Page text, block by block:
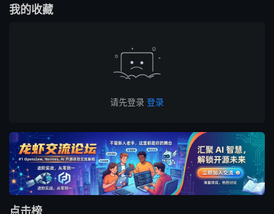
我的收藏
请先登录 登录
点击榜